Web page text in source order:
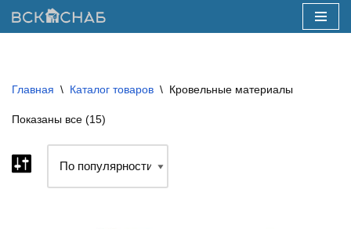
Главная \ Каталог товаров \ Кровельные материалы
Показаны все (15)